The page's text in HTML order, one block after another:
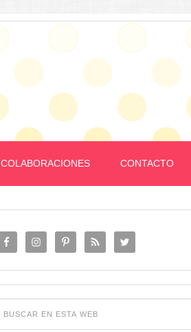
COLABORACIONES CONTACTO